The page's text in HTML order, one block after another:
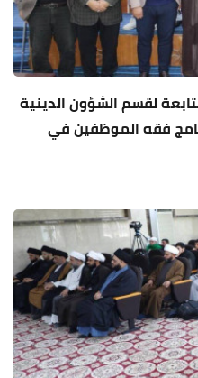
لقسم الشؤون الدينية
فقه الموظفين في